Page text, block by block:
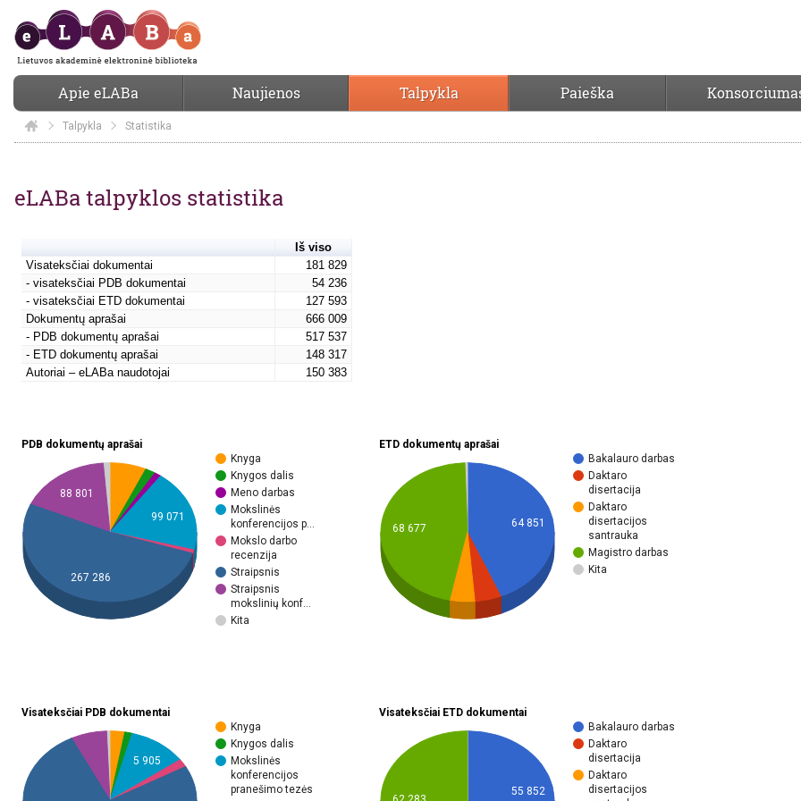
Apie eLABa Naujienos Talpykla Paieška
Elaba
Talpykla Statistika
eLABa talpyklos statistika